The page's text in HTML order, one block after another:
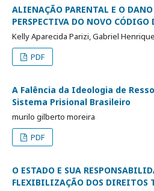
ALIENAÇÃO PARENTAL E O
PERSPECTIVA DO NOVO CÓDIGO
Kelly Aparecida Parizi, Gabriel
PDF
A Falência da Ideologia de
Sistema Prisional Brasileiro
murilo gilberto moreira
PDF
O ESTADO E SUA
FLEXIBILIZAÇÃO DOS DIREITOS